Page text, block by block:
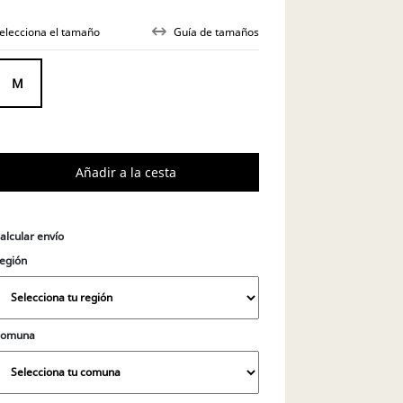
el tamaño Guía de tamaños
M
envío